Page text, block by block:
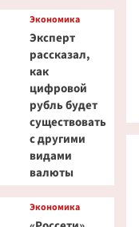
Экономика
Эксперт
рассказал,
как
цифровой
рубль будет
существовать
с другими
видами
валюты
Экономика